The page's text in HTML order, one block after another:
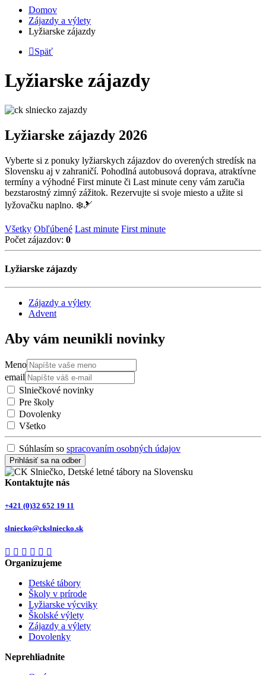
Domov
Zájazdy a výlety
Lyžiarske zájazdy
Späť
Lyžiarske zájazdy
Lyžiarske zájazdy 2026
Vyberte si z ponuky lyžiarskych zájazdov do overených stredísk na
Slovensku aj v zahraničí. Pohodlná autobusová doprava, atraktívne
termíny a výhodné First minute či Last minute ceny vám zaručia
bezstarostný zimný zážitok. Rezervujte si svoje miesto a užite si
lyžovačku naplno. ❄️🎿
Všetky Obľúbené Last minute First minute
Počet zájazdov: 0
Lyžiarske zájazdy
Zájazdy a výlety
Advent
Aby vám neunikli novinky
Meno
email
Slniečkové novinky
Pre školy
Dovolenky
Všetko
Súhlasím so spracovaním osobných údajov
Prihlásiť sa na odber
Kontaktujte nás
+421 (0)32 652 19 11
slniecko@ckslniecko.sk
Organizujeme
Detské tábory
Školy v prírode
Lyžiarske výcviky
Školské výlety
Zájazdy a výlety
Dovolenky
Neprehliadnite